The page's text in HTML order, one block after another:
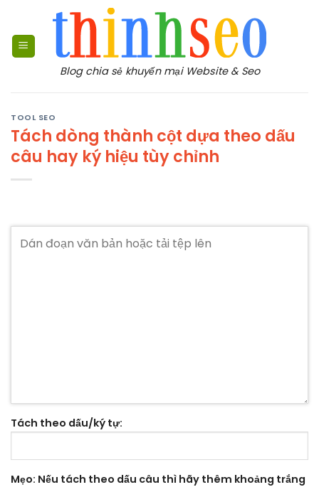
dung
Blog chia sẻ khuyến mại Website & Seo
TOOL SEO
Tách dòng thành cột dựa theo dấu
câu hay ký hiệu tùy chỉnh
Tách theo dấu/ký tự:
Mẹo: Nếu tách theo dấu câu thì hãy thêm khoảng trắng